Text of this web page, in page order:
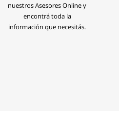
nuestros Asesores Online y
encontrá toda la
información que necesitás.